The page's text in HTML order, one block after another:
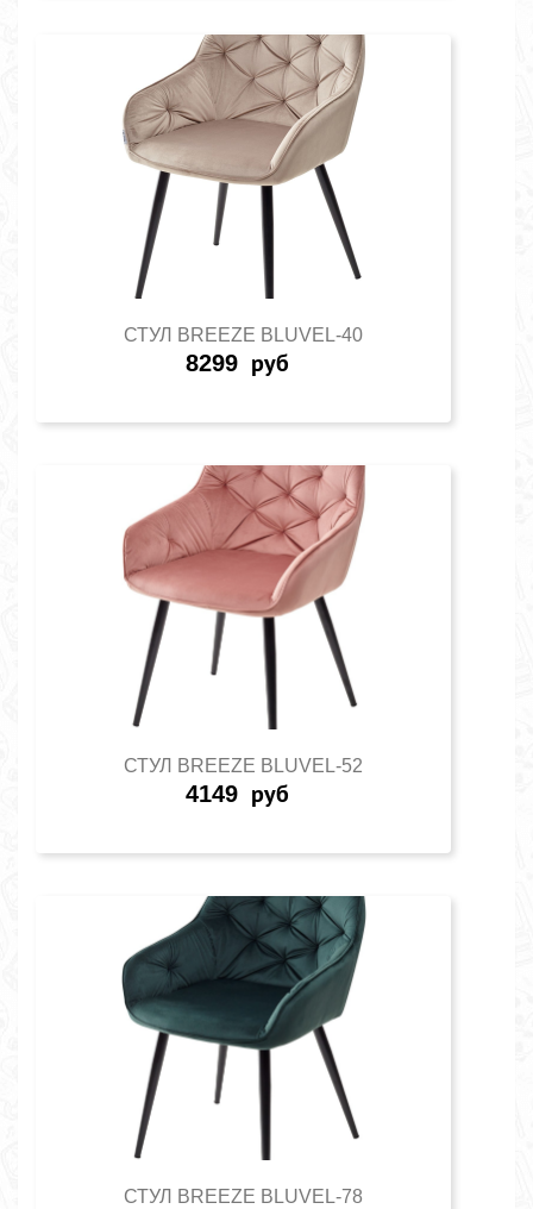
СТУЛ BREEZE BLUVEL-40
8299 руб
СТУЛ BREEZE BLUVEL-52
4149 руб
СТУЛ BREEZE BLUVEL-78